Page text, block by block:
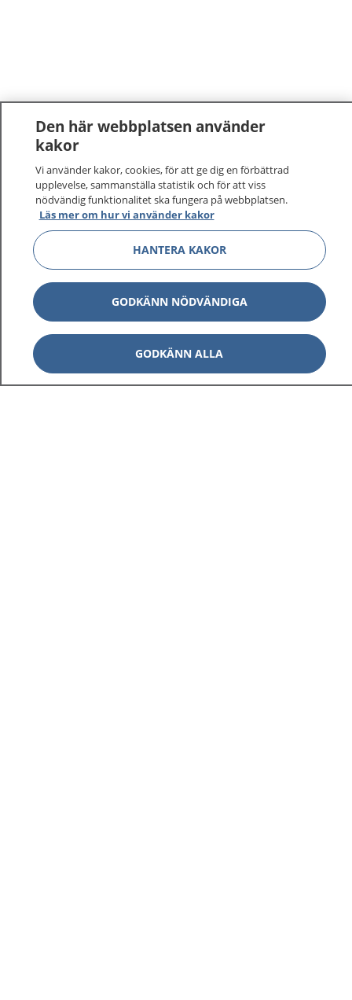
Den här webbplatsen använder
kakor
Vi använder kakor, cookies, för att ge dig en förbättrad
upplevelse, sammanställa statistik och för att viss
nödvändig funktionalitet ska fungera på webbplatsen.
Läs mer om hur vi använder kakor
HANTERA KAKOR
GODKÄNN NÖDVÄNDIGA
GODKÄNN ALLA